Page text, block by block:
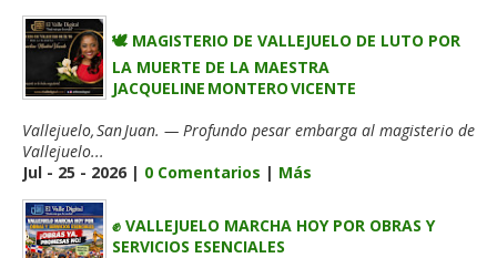
🕊️ MAGISTERIO DE VALLEJUELO DE LUTO POR
LA MUERTE DE LA MAESTRA
JACQUELINE MONTERO VICENTE
Vallejuelo, San Juan. — Profundo pesar embarga al magisterio de
Vallejuelo...
Jul - 25 - 2026 | 0 Comentarios | Más
✊ VALLEJUELO MARCHA HOY POR OBRAS Y
SERVICIOS ESENCIALES